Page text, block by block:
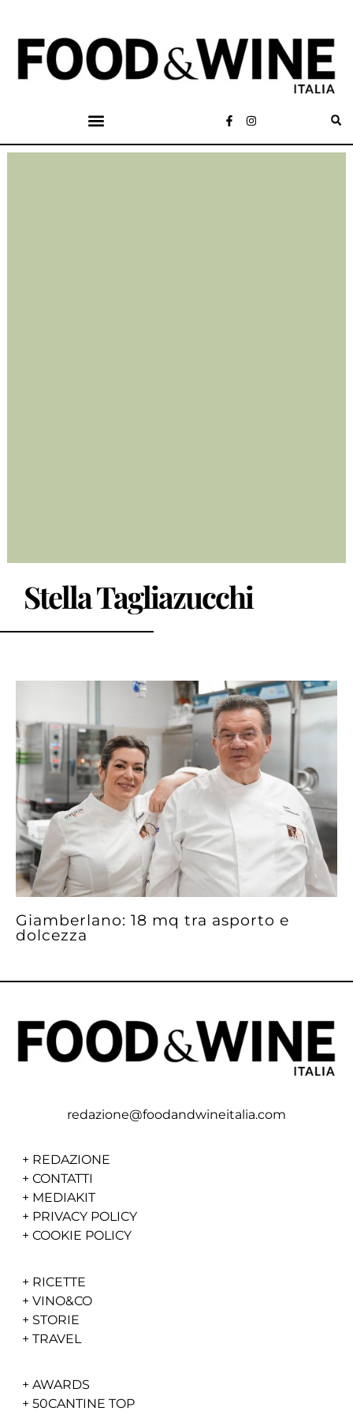
Stella Tagliazucchi
Giamberlano: 18 mq tra asporto e
dolcezza
redazione@foodandwineitalia.com
+ REDAZIONE
+ CONTATTI
+ MEDIAKIT
+ PRIVACY POLICY
+ COOKIE POLICY
+ RICETTE
+ VINO&CO
+ STORIE
+ TRAVEL
+ AWARDS
+ 50CANTINE TOP